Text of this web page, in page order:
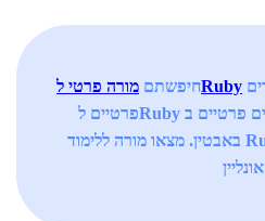
חיפשתםמורה פרטי לRuby
פרטיים לRuby המציעים שיעורים פרטיים בRuby
באבטין. מצאו מורה ללימוד Ruby פרונטלית או שיעורי
אונליין